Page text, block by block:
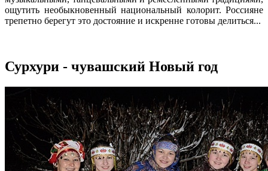
ощутить необыкновенный национальный колорит. Россияне
трепетно берегут это достояние и искренне готовы делиться...
Сурхури - чувашский Новый год